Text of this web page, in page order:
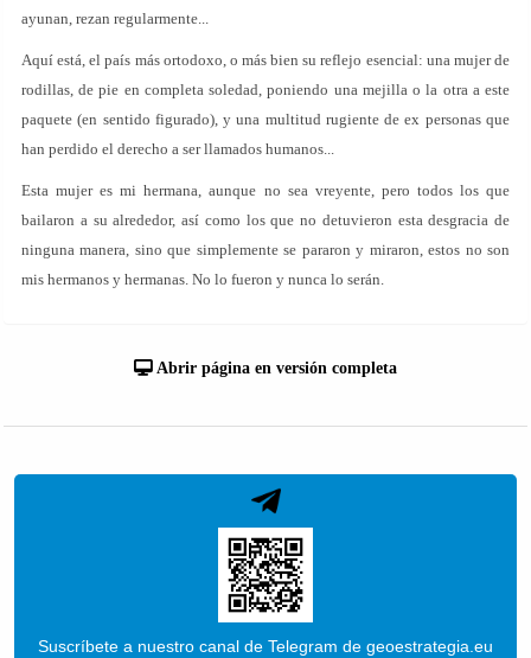
ayunan, rezan regularmente...
Aquí está, el país más ortodoxo, o más bien su reflejo esencial: una mujer de
rodillas, de pie en completa soledad, poniendo una mejilla o la otra a este
paquete (en sentido figurado), y una multitud rugiente de ex personas que
han perdido el derecho a ser llamados humanos...
Esta mujer es mi hermana, aunque no sea vreyente, pero todos los que
bailaron a su alrededor, así como los que no detuvieron esta desgracia de
ninguna manera, sino que simplemente se pararon y miraron, estos no son
mis hermanos y hermanas. No lo fueron y nunca lo serán.
Abrir página en versión completa
Suscríbete a nuestro canal de Telegram de geoestrategia.eu